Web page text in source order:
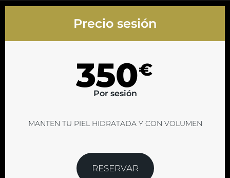
Precio sesión
350€
Por sesión
MANTEN TU PIEL HIDRATADA Y CON VOLUMEN
RESERVAR